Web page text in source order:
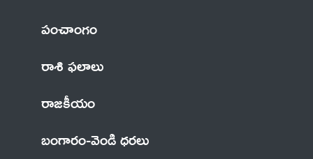
పంచాంగం
రాశి ఫలాలు
రాజకీయం
బంగారం-వెండి ధరలు